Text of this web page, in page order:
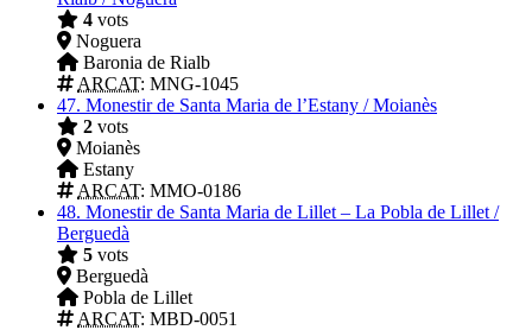
4 vots
Noguera
Baronia de Rialb
ARCAT: MNG-1045
47. Monestir de Santa Maria de l’Estany / Moianès
2 vots
Moianès
Estany
ARCAT: MMO-0186
48. Monestir de Santa Maria de Lillet – La Pobla de Lillet /
Berguedà
5 vots
Berguedà
Pobla de Lillet
ARCAT: MBD-0051